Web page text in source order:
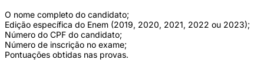
O nome completo do candidato;
Edição específica do Enem (2019, 2020, 2021, 2022 ou 2023);
Número do CPF do candidato;
Número de inscrição no exame;
Pontuações obtidas nas provas.